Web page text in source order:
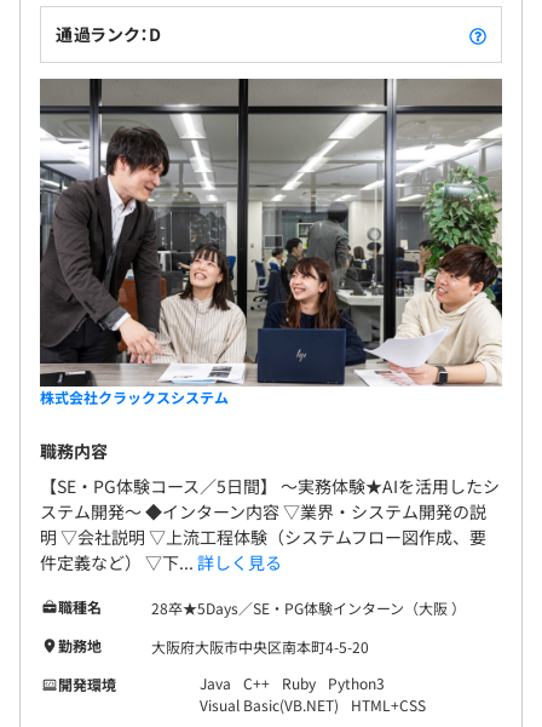
通過ランク：D
株式会社クラックスシステム
職務内容
【SE・PG体験コース／5日間】 〜実務体験★AIを活用したシ
ステム開発〜 ◆インターン内容 ▽業界・システム開発の説
明 ▽会社説明 ▽上流工程体験（システムフロー図作成、要
件定義など） ▽下... 詳しく見る
職種名
28卒★5Days／SE・PG体験インターン（大阪 ）
勤務地
大阪府大阪市中央区南本町4-5-20
開発環境
Java C++ Ruby
Python3
Visual Basic(VB.NET)
HTML+CSS